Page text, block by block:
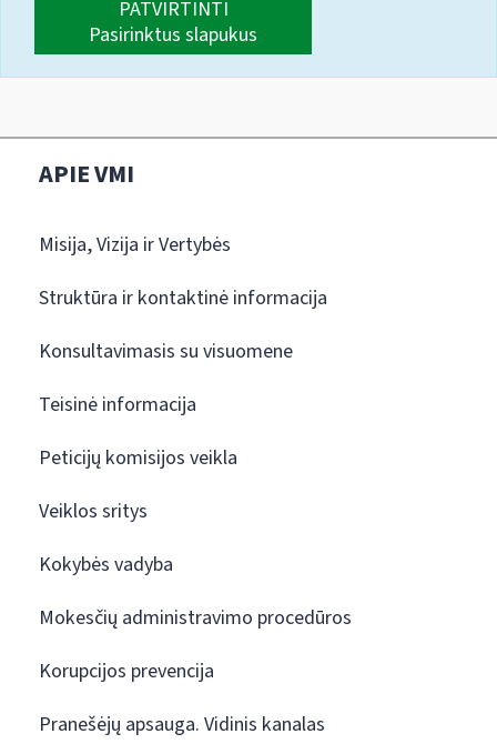
PATVIRTINTI
Pasirinktus slapukus
APIE VMI
Misija, Vizija ir Vertybės
Struktūra ir kontaktinė informacija
Konsultavimasis su visuomene
Teisinė informacija
Peticijų komisijos veikla
Veiklos sritys
Kokybės vadyba
Mokesčių administravimo procedūros
Korupcijos prevencija
Pranešėjų apsauga. Vidinis kanalas